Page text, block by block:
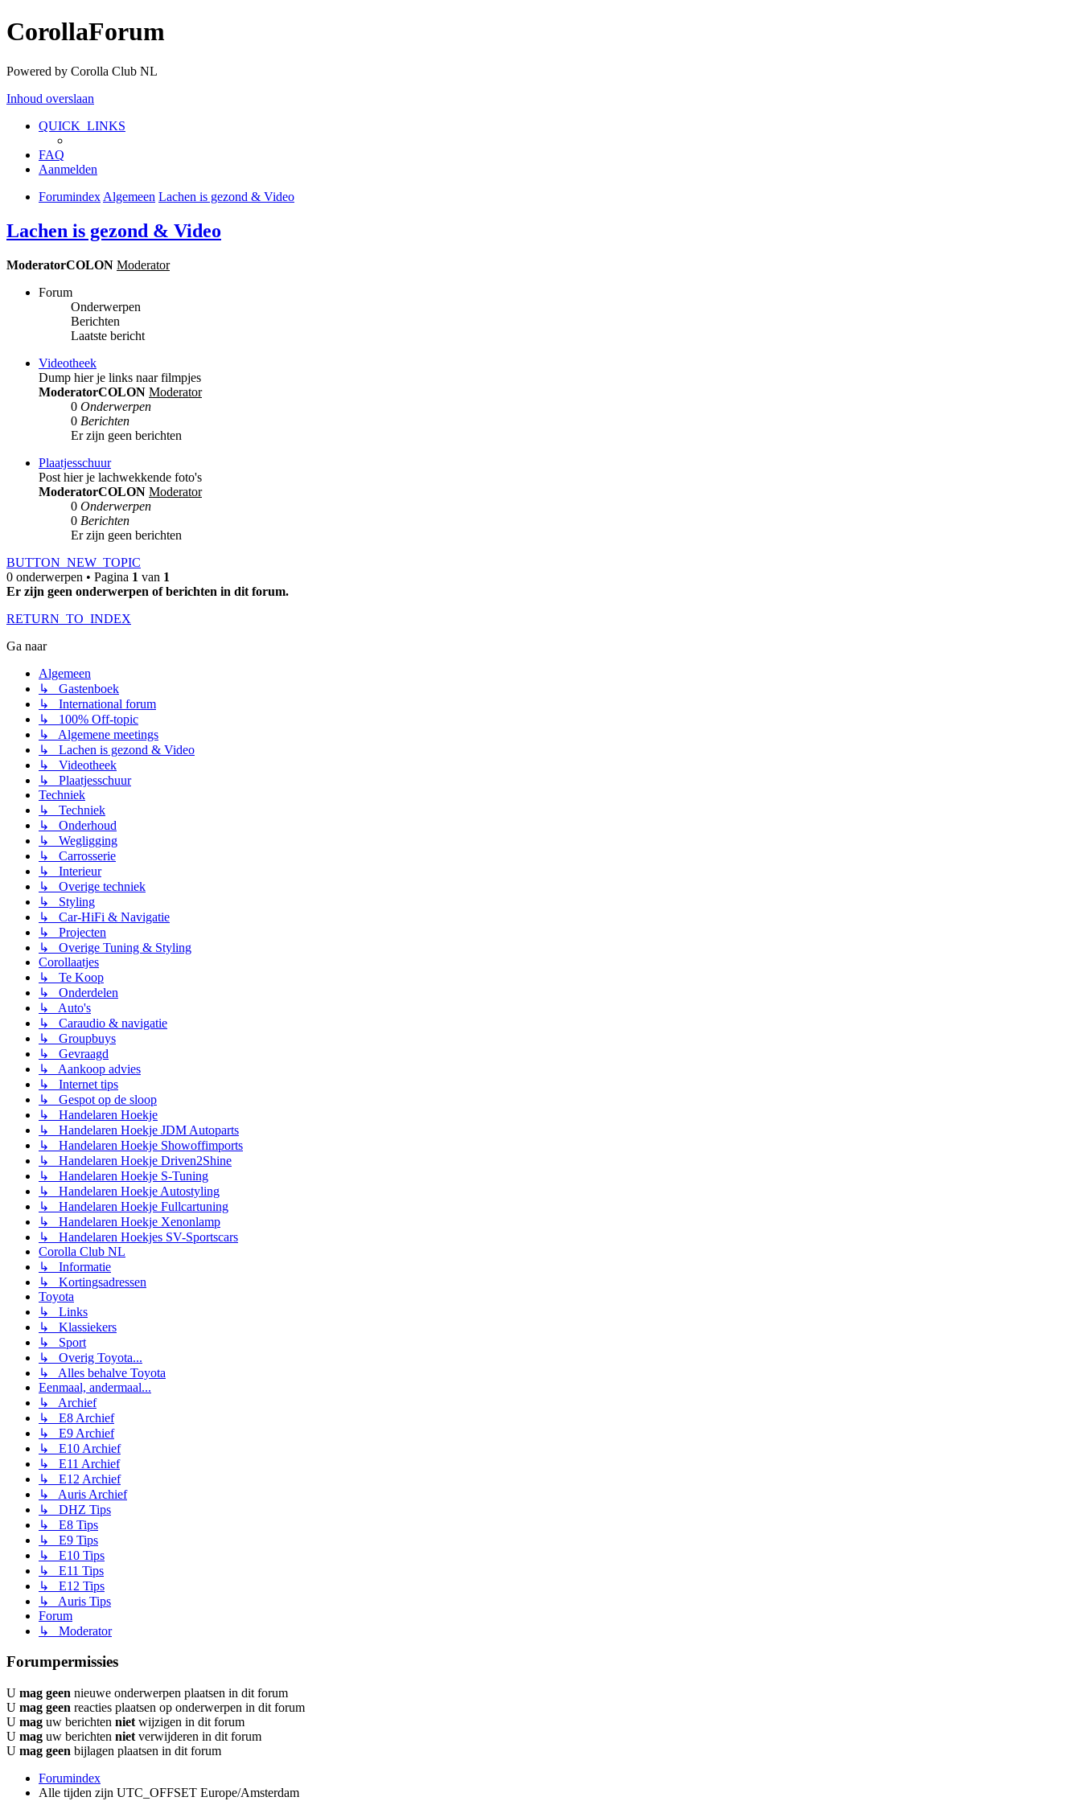
CorollaForum
Powered by Corolla Club NL
Inhoud overslaan
QUICK_LINKS
FAQ
Aanmelden
Forumindex Algemeen Lachen is gezond & Video
Lachen is gezond & Video
ModeratorCOLON Moderator
Forum
Onderwerpen
Berichten
Laatste bericht
Videotheek
Dump hier je links naar filmpjes
ModeratorCOLON Moderator
0 Onderwerpen
0 Berichten
Er zijn geen berichten
Plaatjesschuur
Post hier je lachwekkende foto's
ModeratorCOLON Moderator
0 Onderwerpen
0 Berichten
Er zijn geen berichten
BUTTON_NEW_TOPIC
0 onderwerpen • Pagina 1 van 1
Er zijn geen onderwerpen of berichten in dit forum.
RETURN_TO_INDEX
Ga naar
Algemeen
↳ Gastenboek
↳ International forum
↳ 100% Off-topic
↳ Algemene meetings
↳ Lachen is gezond & Video
↳ Videotheek
↳ Plaatjesschuur
Techniek
↳ Techniek
↳ Onderhoud
↳ Wegligging
↳ Carrosserie
↳ Interieur
↳ Overige techniek
↳ Styling
↳ Car-HiFi & Navigatie
↳ Projecten
↳ Overige Tuning & Styling
Corollaatjes
↳ Te Koop
↳ Onderdelen
↳ Auto's
↳ Caraudio & navigatie
↳ Groupbuys
↳ Gevraagd
↳ Aankoop advies
↳ Internet tips
↳ Gespot op de sloop
↳ Handelaren Hoekje
↳ Handelaren Hoekje JDM Autoparts
↳ Handelaren Hoekje Showoffimports
↳ Handelaren Hoekje Driven2Shine
↳ Handelaren Hoekje S-Tuning
↳ Handelaren Hoekje Autostyling
↳ Handelaren Hoekje Fullcartuning
↳ Handelaren Hoekje Xenonlamp
↳ Handelaren Hoekjes SV-Sportscars
Corolla Club NL
↳ Informatie
↳ Kortingsadressen
Toyota
↳ Links
↳ Klassiekers
↳ Sport
↳ Overig Toyota...
↳ Alles behalve Toyota
Eenmaal, andermaal...
↳ Archief
↳ E8 Archief
↳ E9 Archief
↳ E10 Archief
↳ E11 Archief
↳ E12 Archief
↳ Auris Archief
↳ DHZ Tips
↳ E8 Tips
↳ E9 Tips
↳ E10 Tips
↳ E11 Tips
↳ E12 Tips
↳ Auris Tips
Forum
↳ Moderator
Forumpermissies
U mag geen nieuwe onderwerpen plaatsen in dit forum
U mag geen reacties plaatsen op onderwerpen in dit forum
U mag uw berichten niet wijzigen in dit forum
U mag uw berichten niet verwijderen in dit forum
U mag geen bijlagen plaatsen in dit forum
Forumindex
Alle tijden zijn UTC_OFFSET Europe/Amsterdam